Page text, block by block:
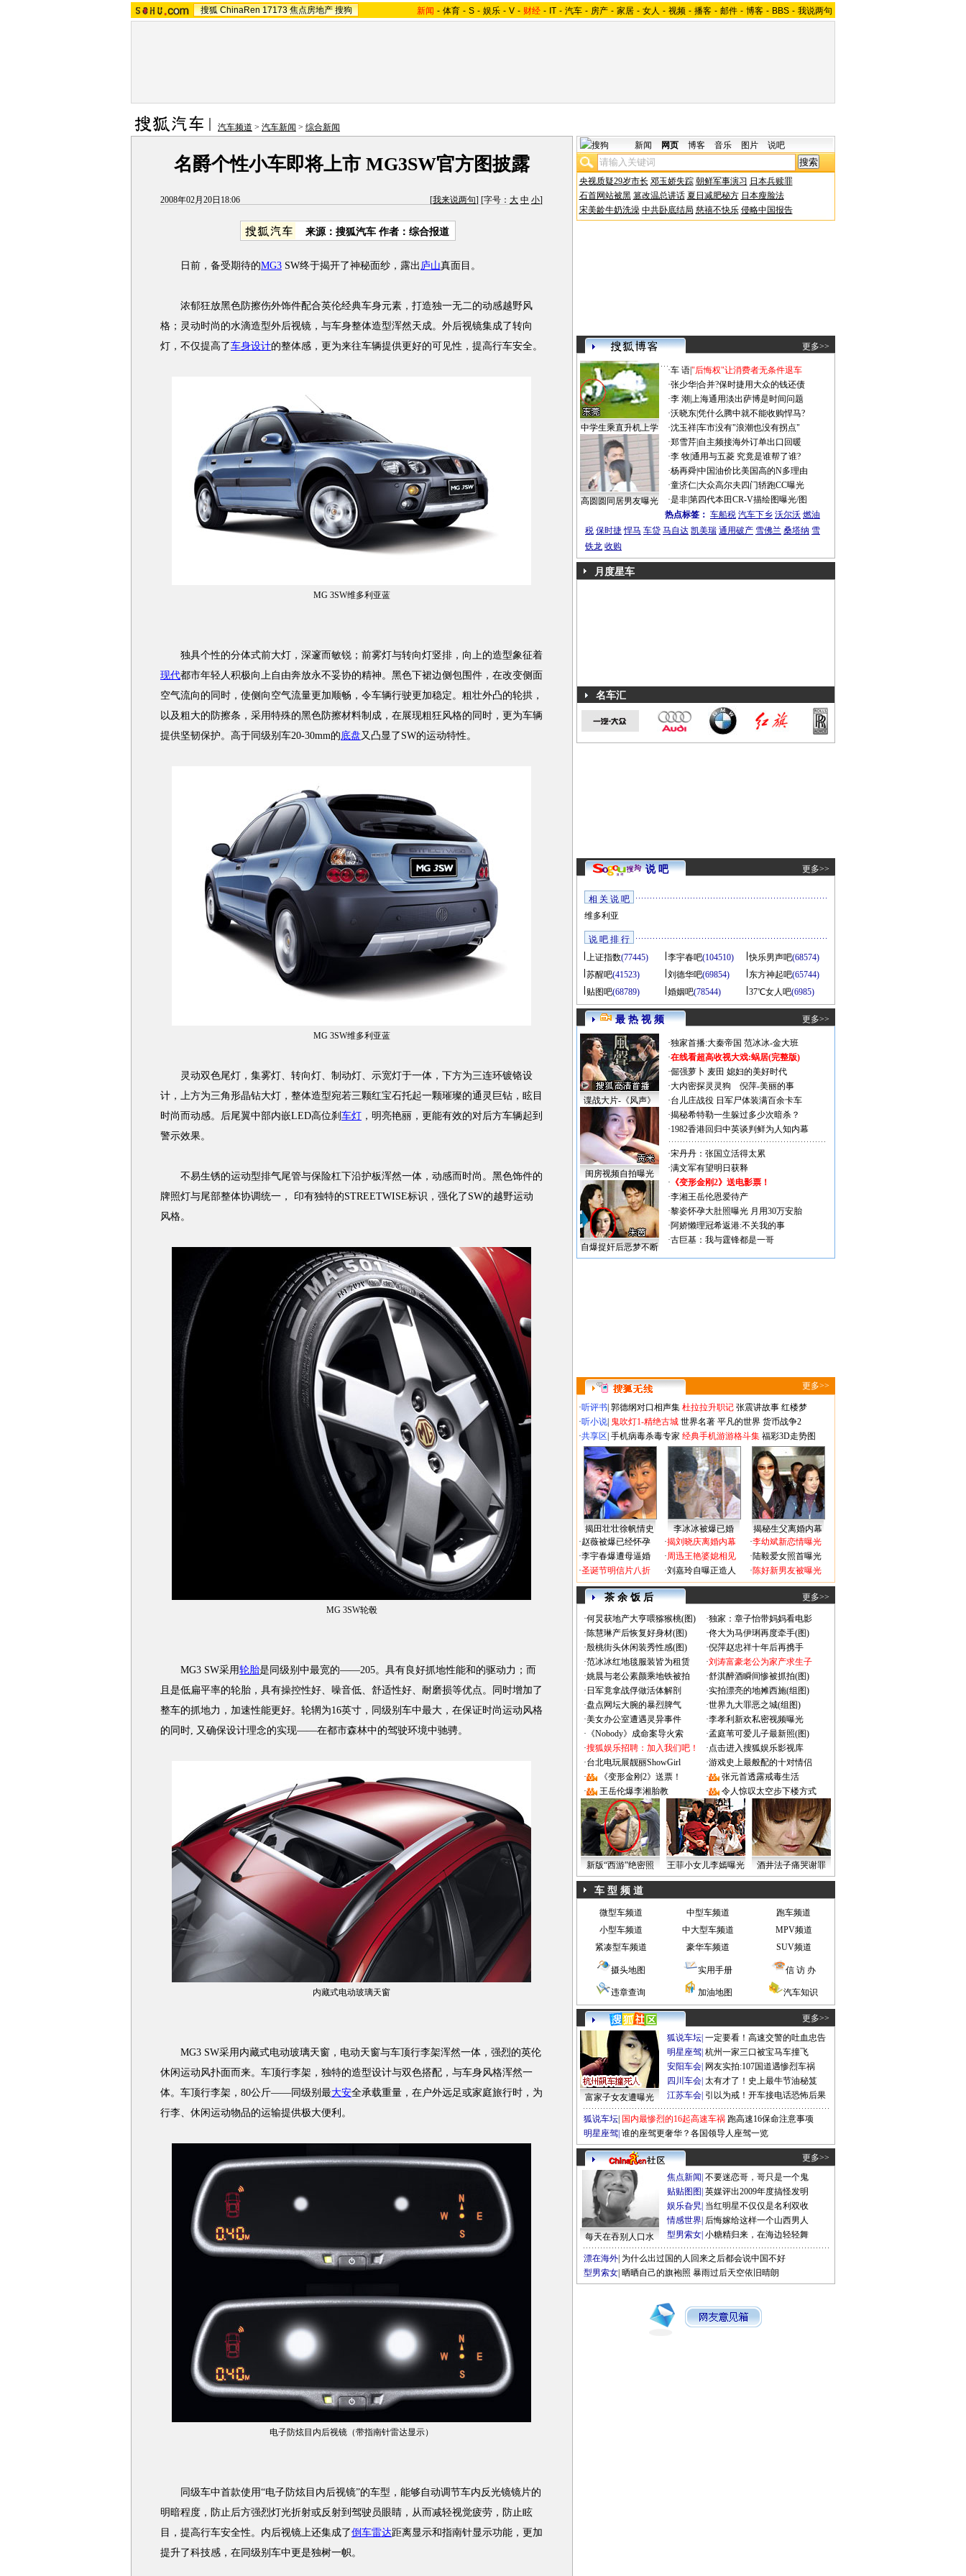
搜狐 ChinaRen 17173 焦点房地产 搜狗 新闻 - 体育 - S - 娱乐 - V - 财经 - IT - 汽车 - 房产 - 家居 - 女人 - 视频 - 播客 - 邮件 - 博客 - BBS - 我说两句
汽车频道 > 汽车新闻 > 综合新闻
名爵个性小车即将上市 MG3SW官方图披露
2008年02月20日18:06 [我来说两句] [字号： 大 中 小]
来源：搜狐汽车 作者：综合报道
日前，备受期待的MG3 SW终于揭开了神秘面纱，露出 庐山真面目。
浓郁狂放黑色防擦伤外饰件配合英伦经典车身元素，打造独一无二的动感越野风
格；灵动时尚的水滴造型外后视镜，与车身整体造型浑然天成。外后视镜集成了转向
灯，不仅提高了车身设计的整体感，更为来往车辆提供更好的可见性，提高行车安全。
MG 3SW维多利亚蓝
独具个性的分体式前大灯，深邃而敏锐；前雾灯与转向灯竖排，向上的造型象征着
现代都市年轻人积极向上自由奔放永不妥协的精神。黑色下裙边侧包围件，在改变侧面
空气流向的同时，使侧向空气流量更加顺畅，令车辆行驶更加稳定。粗壮外凸的轮拱，
以及粗大的防擦条，采用特殊的黑色防擦材料制成，在展现粗狂风格的同时，更为车辆
提供坚韧保护。高于同级别车20-30mm的底盘 又凸显了SW的运动特性。
MG 3SW维多利亚蓝
灵动双色尾灯，集雾灯、转向灯、制动灯、示宽灯于一体，下方为三连环镀铬设
计，上方为三角形晶钻大灯，整体造型宛若三颗红宝石托起一颗璀璨的通灵巨钻，眩目
时尚而动感。后尾翼中部内嵌LED高位刹 车灯 ，明亮艳丽，更能有效的对后方车辆起到
警示效果。
不易生锈的运动型排气尾管与保险杠下沿护板浑然一体，动感而时尚。黑色饰件的
牌照灯与尾部整体协调统一， 印有独特的STREETWISE标识，强化了SW的越野运动
风格。
MG 3SW轮毂
MG3 SW采用轮胎是同级别中最宽的——205。具有良好抓地性能和的驱动力；而
且是低扁平率的轮胎，具有操控性好、噪音低、舒适性好、耐磨损等优点。同时增加了
整车的抓地力，加速性能更好。轮辋为16英寸，同级别车中最大，在保证时尚运动风格
的同时, 又确保设计理念的实现——在都市森林中的驾驶环境中驰骋。
内藏式电动玻璃天窗
MG3 SW采用内藏式电动玻璃天窗，电动天窗与车顶行李架浑然一体，强烈的英伦
休闲运动风扑面而来。车顶行李架，独特的造型设计与双色搭配，与车身风格浑然一
体。车顶行李架，80公斤——同级别最大安全承载重量，在户外远足或家庭旅行时，为
行李、休闲运动物品的运输提供极大便利。
电子防炫目内后视镜（带指南针雷达显示）
同级车中首款使用“电子防炫目内后视镜”的车型，能够自动调节车内反光镜镜片的
明暗程度，防止后方强烈灯光折射或反射到驾驶员眼睛，从而减轻视觉疲劳，防止眩
目，提高行车安全性。内后视镜上还集成了倒车雷达距离显示和指南针显示功能，更加
提升了科技感，在同级别车中更是独树一帜。
新闻 网页 博客 音乐 图片 说吧
央视质疑29岁市长 邓玉娇失踪 朝鲜军事演习 日本兵赎罪
石首网站被黑 篡改温总讲话 夏日减肥秘方 日本瘦脸法
宋美龄牛奶洗澡 中共卧底结局 慈禧不快乐 侵略中国报告
更多>>
中学生乘直升机上学
高圆圆同居男友曝光
·车 语|"后悔权"让消费者无条件退车
·张少华|合并?保时捷用大众的钱还债
·李 潮 上海通用淡出萨博是时间问题
·沃晓东|凭什么腾中就不能收购悍马?
·沈玉祥|车市没有"浪潮也没有拐点"
·郑雪芹| 自主频接海外订单出口回暖
·李 牧|通用与五菱 究竟是谁帮了谁?
·杨再舜|中国油价比美国高的N多理由
·童济仁|大众高尔夫四门轿跑CC曝光
·是非|第四代本田CR-V描绘图曝光/图
热点标签： 车船税 汽车下乡 沃尔沃 燃油
税 保时捷 悍马 车贷 马自达 凯美瑞 通用破产 雪佛兰 桑塔纳 雪
铁龙 收购
月度星车
名车汇
说 吧 更多>>
相 关 说 吧
维多利亚
说 吧 排 行
上证指数(77445) 李宇春吧(104510) 快乐男声吧(68574)
苏醒吧(41523) 刘德华吧(69854) 东方神起吧(65744)
贴图吧(68789) 婚姻吧(78544) 37℃女人吧(6985)
最 热 视 频 更多>>
谍战大片-《风声》
闺房视频自拍曝光
自爆捉奸后恶梦不断
·独家首播:大秦帝国 范冰冰-金大班
·在线看超高收视大戏:蜗居(完整版)
·倔强萝卜 麦田 媳妇的美好时代
·大内密探灵灵狗
倪萍-美丽的事
·台儿庄战役 日军尸体装满百余卡车
·揭秘希特勒一生躲过多少次暗杀？
·1982香港回归中英谈判鲜为人知内幕
·宋丹丹：张国立活得太累
·满文军有望明日获释
· 《变形金刚2》送电影票！
·李湘王岳伦恩爱待产
·黎姿怀孕大肚照曝光 月用30万安胎
·阿娇懒理冠希返港:不关我的事
·古巨基：我与霆锋都是一哥
更多>>
·听评书 郭德纲对口相声集 杜拉拉升职记 张震讲故事 红楼梦
·听小说 鬼吹灯1-精绝古城 世界名著 平凡的世界 货币战争2
·共享区 手机病毒杀毒专家 经典手机游游格斗集 福彩3D走势图
揭田壮壮徐帆情史 李冰冰被爆已婚
揭秘生父离婚内幕
·赵薇被爆已经怀孕
·李宇春爆遭母逼婚
·圣诞节明信片八折
·揭刘晓庆离婚内幕
·周迅王艳婆媳相见
·刘嘉玲自曝正造人
·李幼斌新恋情曝光
·陆毅爱女照首曝光
·陈好新男友被曝光
茶 余 饭 后 更多>>
·何炅获地产大亨喂猕猴桃(图) ·独家：章子怡带妈妈看电影
·陈慧琳产后恢复好身材(图) ·佟大为马伊琍再度牵手(图)
·殷桃街头休闲装秀性感(图) ·倪萍赵忠祥十年后再携手
·范冰冰红地毯服装皆为租赁 ·刘涛富豪老公为家产求生子
·姚晨与老公素颜乘地铁被拍 ·舒淇醉酒瞬间惨被抓拍(图)
· 日军竟拿战俘做活体解剖 ·实拍漂亮的地摊西施(组图)
·盘点网坛大腕的暴烈脾气 ·世界九大罪恶之城(组图)
·美女办公室遭遇灵异事件 ·李孝利新欢私密视频曝光
· 《Nobody》成命案导火索 ·孟庭苇可爱儿子最新照(图)
·搜狐娱乐招聘：加入我们吧！ ·点击进入搜狐娱乐影视库
·台北电玩展靓丽ShowGirl ·游戏史上最般配的十对情侣
·
《变形金刚2》送票！ ·
张元首透露戒毒生活
·
王岳伦爆李湘胎教 · 令人惊叹太空步下楼方式
新版“西游”绝密照 王菲小女儿李嫣曝光 酒井法子痛哭谢罪
车 型 频 道
微型车频道 中型车频道
跑车频道
小型车频道
中大型车频道
MPV频道
紧凑型车频道
豪华车频道 SUV频道
摄头地图 实用手册 信 访 办
违章查询 加油地图 汽车知识
更多>>
富家子女友遭曝光
狐说车坛 一定要看！高速交警的吐血忠告
明星座驾 杭州一家三口被宝马车撞飞
安阳车会 网友实拍:107国道遇惨烈车祸
四川车会 太有才了！史上最牛节油秘笈
江苏车会 引以为戒！开车接电话恐怖后果
狐说车坛 国内最惨烈的16起高速车祸 跑高速16保命注意事项
明星座驾 谁的座驾更奢华？各国领导人座驾一览
更多>>
每天在吞别人口水
焦点新闻 不要迷恋哥，哥只是一个鬼
贴贴图图 英媒评出2009年度搞怪发明
娱乐旮旯 当红明星不仅仅是名利双收
情感世界 后悔嫁给这样一个山西男人
型男索女 小糖精归来，在海边轻轻舞
漂在海外 为什么出过国的人回来之后都会说中国不好
型男索女 晒晒自己的旗袍照 暴雨过后天空依旧晴朗